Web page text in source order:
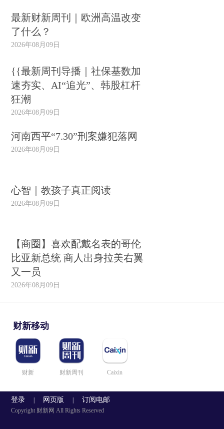
最新财新周刊｜欧洲高温改变
了什么？
2026年08月09日
{{最新周刊导播｜社保基数加
速夯实、AI“追光”、韩股杠杆
狂潮
2026年08月09日
河南西平“7.30”刑案嫌犯落网
2026年08月09日
心智｜教孩子真正阅读
2026年08月09日
【商圈】喜欢配戴名表的哥伦
比亚新总统 商人出身拉美右翼
又一员
2026年08月09日
财新移动
财新 财新周刊 Caixin
登录 网页版 订阅电邮
Copyright 财新网 All Rights Reserved